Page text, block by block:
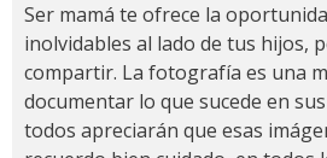
Ser mamá te ofrece la
inolvidables al lado de tus hijos,
compartir. La fotografía es una
documentar lo que sucede en
todos apreciarán que esas